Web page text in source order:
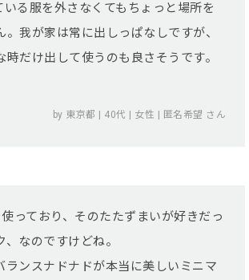
る服を外さなくてもちょっと場所を
我が家は常に出しっぱなしですが、
だけ出して使うのも良さそうです。
by 東京都 | 40代 | 女性 | 匿名希望 さん
っており、そのたたずまいが好きだっ
なのですけどね。
ンスナドナドが本当に美しいミニマ